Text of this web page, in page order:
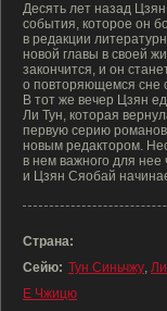
Десять лет назад
события, которое он
в редакции
новой главы в своей
закончится, и он
о повторяющемся сне
В тот же вечер Цзян
Ли Тун, которая
первую серию
новым редактором.
в нем важного для нее
и Цзян Сяобай
Страна:
Сейю: Тун Синьчжу,
Е Чжицю